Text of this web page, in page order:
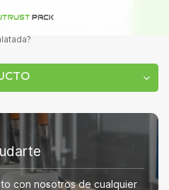
con nosotros de cualquier